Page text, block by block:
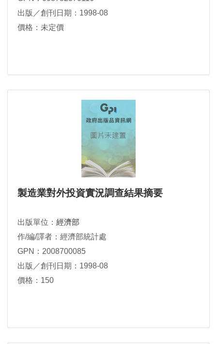
出版／創刊日期：1998-08
價格：未定價
製造業對外投資實況調查結果摘要
出版單位： 經濟部
作/編/譯者：經濟部統計處
GPN：2008700085
出版／創刊日期：1998-08
價格：150